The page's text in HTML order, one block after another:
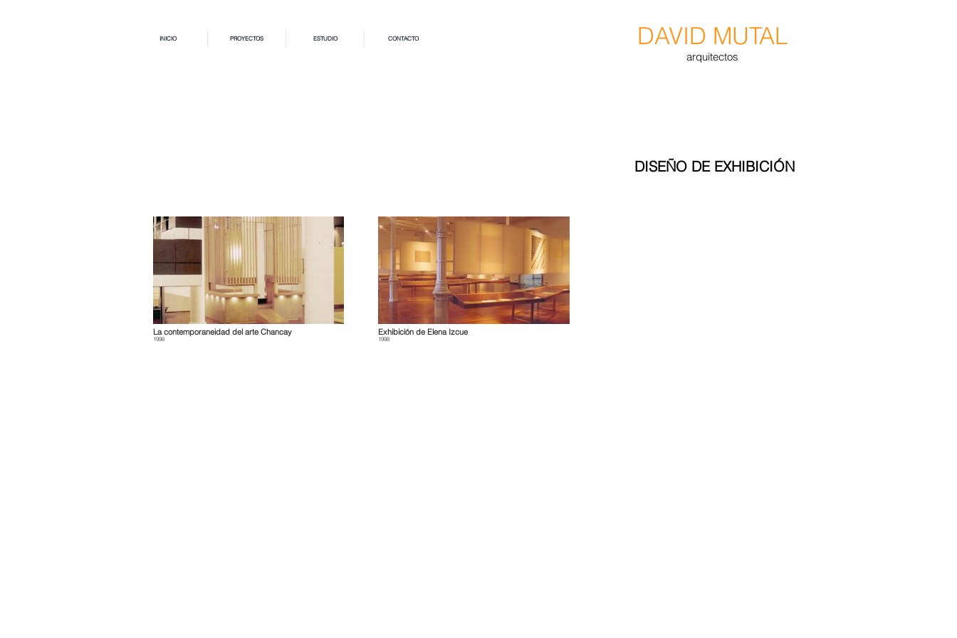
INICIO PROYECTOS ESTUDIO CONTACTO DAVID MUTAL
arquitectos
DISEÑO DE EXHIBICIÓN
La contemporaneidad del arte Chancay
1998
Exhibición de Elena Izcue
1998